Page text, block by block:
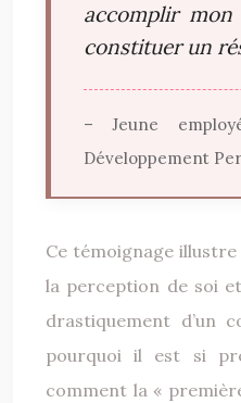
accomplir
constituer un
– Jeune
Développement
Ce témoignage
la perception de soi
drastiquement d’un
pourquoi il est si
comment la «